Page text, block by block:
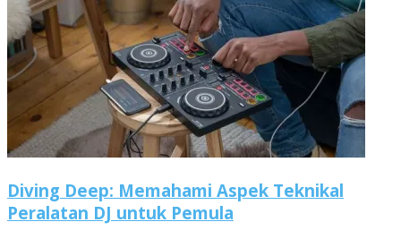
Diving Deep: Memahami Aspek Teknikal
Peralatan DJ untuk Pemula